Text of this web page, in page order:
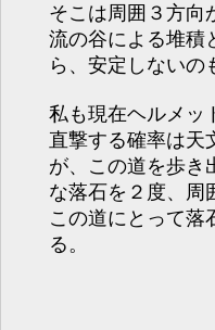
そこは周囲３方向
流の谷による堆積
ら、安定しないの
私も現在ヘルメッ
直撃する確率は天
が、この道を歩き
な落石を２度、周
この道にとって落
る。